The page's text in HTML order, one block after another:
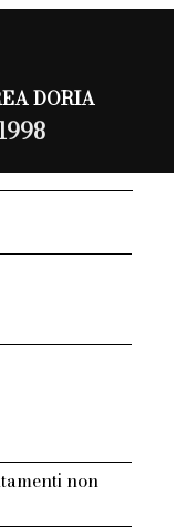
DORIA
non